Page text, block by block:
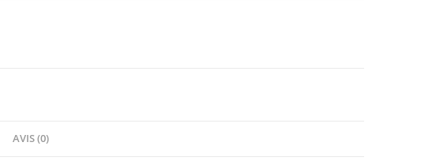
AVIS (0)